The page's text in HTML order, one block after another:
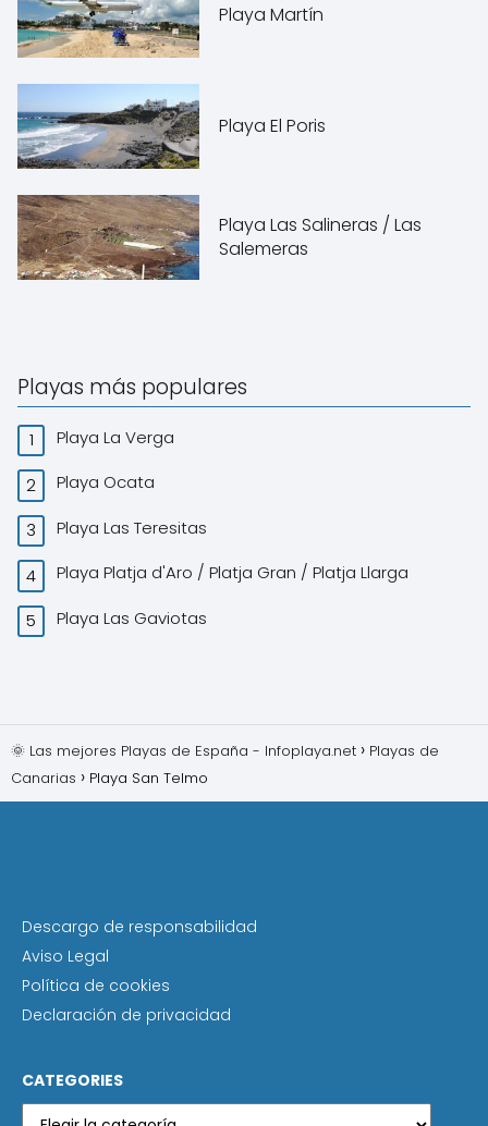
Playa Martín
Playa El Poris
Playa Las Salineras / Las
Salemeras
Playas más populares
Playa La Verga
Playa Ocata
Playa Las Teresitas
Playa Platja d'Aro / Platja Gran / Platja Llarga
Playa Las Gaviotas
🌞 Las mejores Playas de España - Infoplaya.net
Playas de
Canarias
Playa San Telmo
Descargo de responsabilidad
Aviso Legal
Política de cookies
Declaración de privacidad
CATEGORIES